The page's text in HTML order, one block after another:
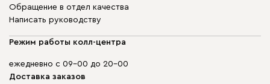
Обращение в отдел качества
Написать руководству
Режим работы колл-центра
ежедневно с 09-00 до 20-00
Доставка заказов